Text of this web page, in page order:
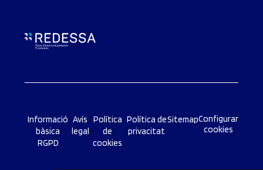
Informació
bàsica
RGPD
Avís
legal
Política
de
cookies
Política de
privacitat
SitemapConfigurar
cookies